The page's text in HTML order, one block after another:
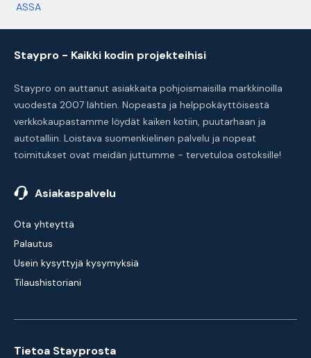
ASSA
Staypro - Kaikki kodin projekteihisi
Staypro on auttanut asiakkaita pohjoismaisilla markkinoilla
vuodesta 2007 lähtien. Nopeasta ja helppokäyttöisestä
verkkokaupastamme löydät kaiken kotiin, puutarhaan ja
autotalliin. Loistava suomenkielinen palvelu ja nopeat
toimitukset ovat meidän juttumme - tervetuloa ostoksille!
Asiakaspalvelu
Ota yhteyttä
Palautus
Usein kysyttyjä kysymyksiä
Tilaushistoriani
Tietoa Stayprosta